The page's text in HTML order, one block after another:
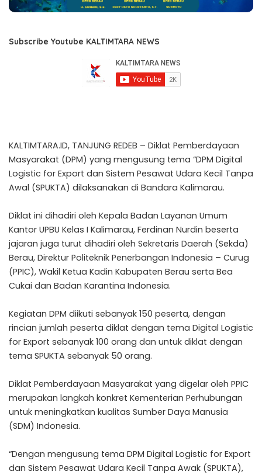
Subscribe Youtube KALTIMTARA NEWS
KALTIMTARA.ID, TANJUNG REDEB – Diklat Pemberdayaan
Masyarakat (DPM) yang mengusung tema “DPM Digital
Logistic for Export dan Sistem Pesawat Udara Kecil Tanpa
Awal (SPUKTA) dilaksanakan di Bandara Kalimarau.
Diklat ini dihadiri oleh Kepala Badan Layanan Umum
Kantor UPBU Kelas I Kalimarau, Ferdinan Nurdin beserta
jajaran juga turut dihadiri oleh Sekretaris Daerah (Sekda)
Berau, Direktur Politeknik Penerbangan Indonesia – Curug
(PPIC), Wakil Ketua Kadin Kabupaten Berau serta Bea
Cukai dan Badan Karantina Indonesia.
Kegiatan DPM diikuti sebanyak 150 peserta, dengan
rincian jumlah peserta diklat dengan tema Digital Logistic
for Export sebanyak 100 orang dan untuk diklat dengan
tema SPUKTA sebanyak 50 orang.
Diklat Pemberdayaan Masyarakat yang digelar oleh PPIC
merupakan langkah konkret Kementerian Perhubungan
untuk meningkatkan kualitas Sumber Daya Manusia
(SDM) Indonesia.
“Dengan mengusung tema DPM Digital Logistic for Export
dan Sistem Pesawat Udara Kecil Tanpa Awak (SPUKTA),